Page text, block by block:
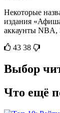
Некоторые
издания
аккаунты NBA,
43 38
Выбор
Что ещё